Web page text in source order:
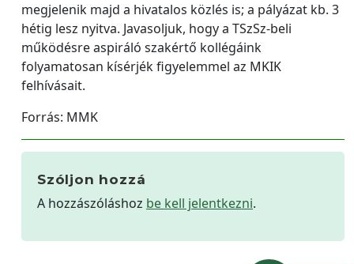
megjelenik majd a hivatalos közlés is; a pályázat kb. 3
hétig lesz nyitva. Javasoljuk, hogy a TSzSz-beli
működésre aspiráló szakértő kollégáink
folyamatosan kísérjék figyelemmel az MKIK
felhívásait.
Forrás: MMK
Szóljon hozzá
A hozzászóláshoz be kell jelentkezni.